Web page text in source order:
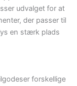
udvalget for at
der passer til
en stærk plads
forskellige